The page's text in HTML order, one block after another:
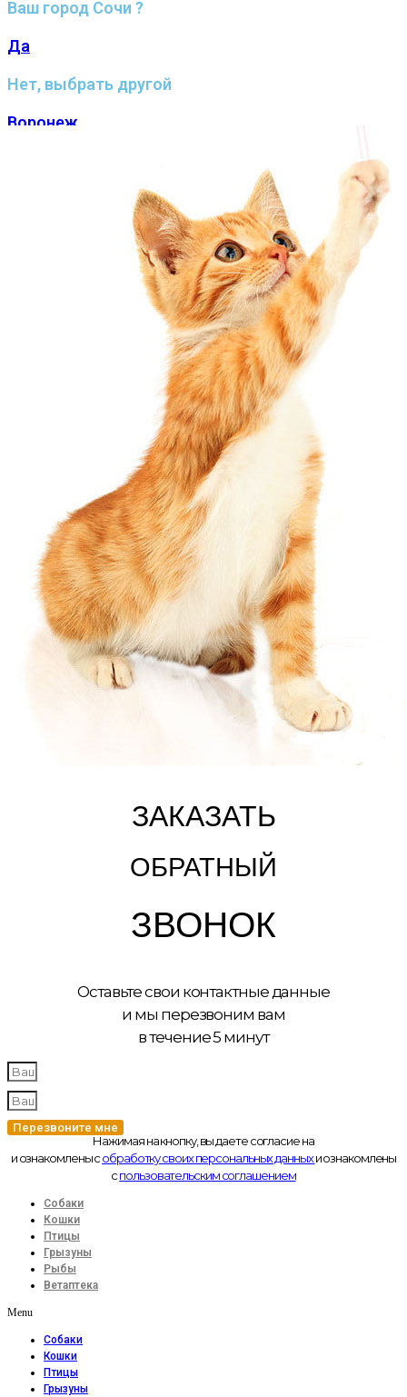
Ваш город Сочи ?
Да
Нет, выбрать другой
Воронеж
ЗАКАЗАТЬ
ОБРАТНЫЙ
ЗВОНОК
Оставьте свои контактные данные
и мы перезвоним вам
в течение 5 минут
Перезвоните мне
Нажимая на кнопку, вы даете согласие на
и ознакомлены собработку своих персональных данныхи ознакомлены
спользовательским соглашением
Собаки
Кошки
Птицы
Грызуны
Рыбы
Ветаптека
Menu
Собаки
Кошки
Птицы
Грызуны